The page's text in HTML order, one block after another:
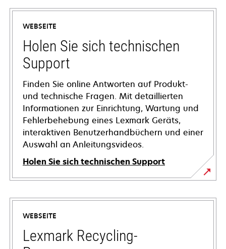
WEBSEITE
Holen Sie sich technischen
Support
Finden Sie online Antworten auf Produkt-
und technische Fragen. Mit detaillierten
Informationen zur Einrichtung, Wartung und
Fehlerbehebung eines Lexmark Geräts,
interaktiven Benutzerhandbüchern und einer
Auswahl an Anleitungsvideos.
Holen Sie sich technischen Support
wird
in
neuen
Registerkarte
geöffnet
WEBSEITE
Lexmark Recycling-